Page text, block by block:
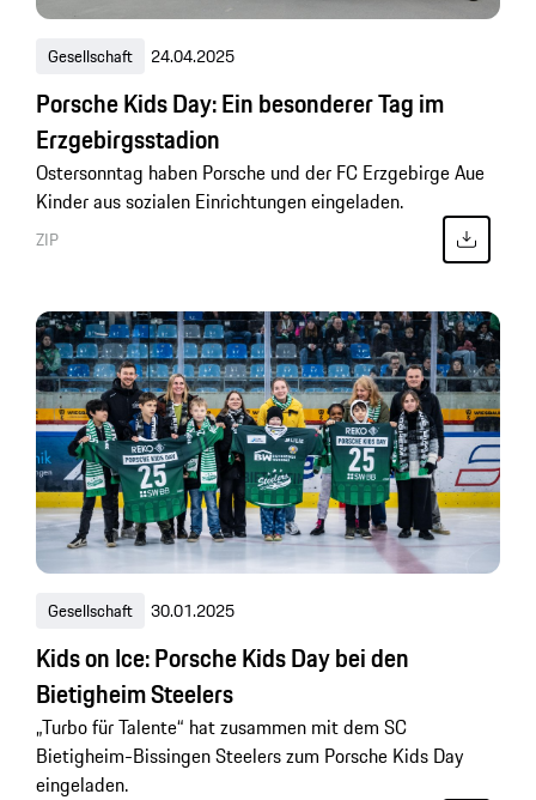
Gesellschaft 24.04.2025
Porsche Kids Day: Ein besonderer Tag im
Erzgebirgsstadion
Ostersonntag haben Porsche und der FC Erzgebirge Aue
Kinder aus sozialen Einrichtungen eingeladen.
ZIP
Gesellschaft 30.01.2025
Kids on Ice: Porsche Kids Day bei den
Bietigheim Steelers
„Turbo für Talente“ hat zusammen mit dem SC
Bietigheim-Bissingen Steelers zum Porsche Kids Day
eingeladen.